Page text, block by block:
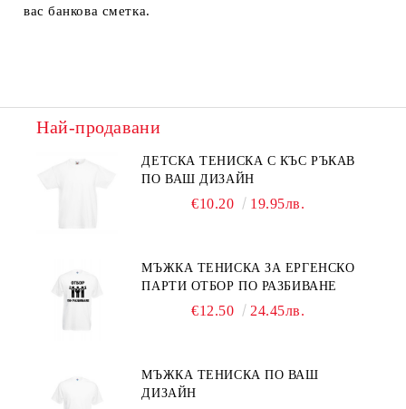
вас банкова сметка.
Най-продавани
ДЕТСКА ТЕНИСКА С КЪС РЪКАВ
ПО ВАШ ДИЗАЙН
€10.20 19.95лв.
МЪЖКА ТЕНИСКА ЗА ЕРГЕНСКО
ПАРТИ ОТБОР ПО РАЗБИВАНЕ
€12.50 24.45лв.
МЪЖКА ТЕНИСКА ПО ВАШ
ДИЗАЙН